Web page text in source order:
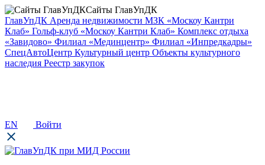
Сайты ГлавУпДК
ГлавУпДК Аренда недвижимости МЗК «Москоу Кантри
Клаб» Гольф-клуб «Москоу Кантри Клаб» Комплекс отдыха
«Завидово» Филиал «Мединцентр» Филиал «Инпредкадры»
СпецАвтоЦентр Культурный центр Объекты культурного
наследия Реестр закупок
EN Войти